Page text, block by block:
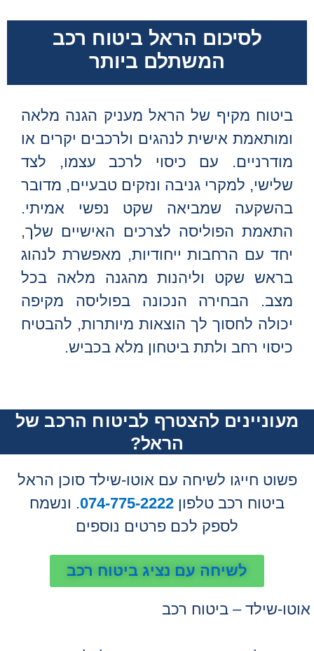
לסיכום הראל ביטוח רכב
המשתלם ביותר
ביטוח מקיף של הראל מעניק הגנה מלאה
ומותאמת אישית לנהגים ולרכבים יקרים או
מודרניים. עם כיסוי לרכב עצמו, לצד
שלישי, למקרי גניבה ונזקים טבעיים, מדובר
בהשקעה שמביאה שקט נפשי אמיתי.
התאמת הפוליסה לצרכים האישיים שלך,
יחד עם הרחבות ייחודיות, מאפשרת לנהוג
בראש שקט וליהנות מהגנה מלאה בכל
מצב. הבחירה הנכונה בפוליסה מקיפה
יכולה לחסוך לך הוצאות מיותרות, להבטיח
כיסוי רחב ולתת ביטחון מלא בכביש.
מעוניינים להצטרף לביטוח הרכב של
הראל?
פשוט חייגו לשיחה עם אוטו-שילד סוכן הראל
ביטוח רכב טלפון 074-775-2222. ונשמח
לספק לכם פרטים נוספים
לשיחה עם נציג ביטוח רכב
אוטו-שילד – ביטוח רכב